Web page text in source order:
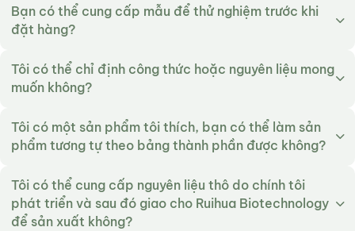
Bạn có thể cung cấp mẫu để thử nghiệm trước khi
đặt hàng?
Tôi có thể chỉ định công thức hoặc nguyên liệu mong
muốn không?
Tôi có một sản phẩm tôi thích, bạn có thể làm sản
phẩm tương tự theo bảng thành phần được không?
Tôi có thể cung cấp nguyên liệu thô do chính tôi
phát triển và sau đó giao cho Ruihua Biotechnology
để sản xuất không?